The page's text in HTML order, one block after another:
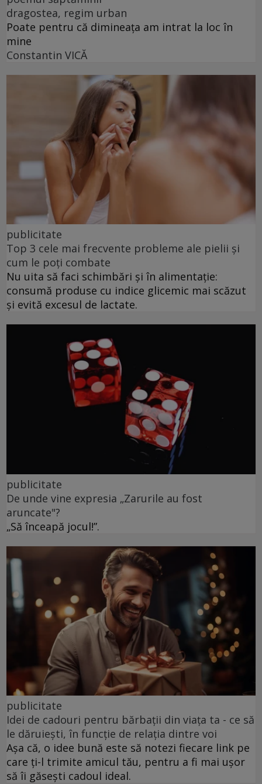
dragostea, regim urban
Poate pentru că dimineața am intrat la loc în
mine
Constantin VICĂ
publicitate
Top 3 cele mai frecvente probleme ale pielii și
cum le poți combate
Nu uita să faci schimbări și în alimentație:
consumă produse cu indice glicemic mai scăzut
și evită excesul de lactate.
publicitate
De unde vine expresia „Zarurile au fost
aruncate"?
„Să înceapă jocul!”.
publicitate
Idei de cadouri pentru bărbații din viața ta - ce să
le dăruiești, în funcție de relația dintre voi
Așa că, o idee bună este să notezi fiecare link pe
care ți-l trimite amicul tău, pentru a fi mai ușor
să îi găsești cadoul ideal.